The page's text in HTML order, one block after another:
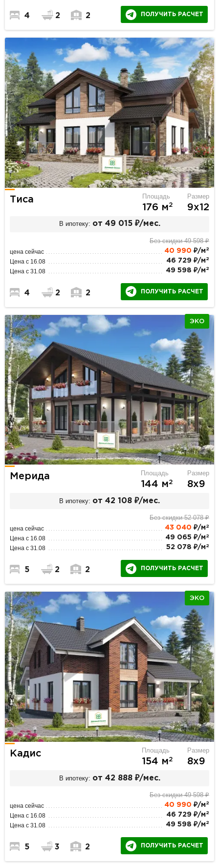
4 2 2 ПОЛУЧИТЬ РАСЧЕТ
Тиса Площадь
176 м2
Размер
9х12
В ипотеку: от 49 015 ₽/мес.
Без скидки 49 598 ₽
цена сейчас 40 990 ₽/м 2
Цена с 16.08 46 729 ₽/м 2
Цена с 31.08 49 598 ₽/м 2
4 2 2 ПОЛУЧИТЬ РАСЧЕТ
ЭКО
Мерида Площадь
144 м2
Размер
8х9
В ипотеку: от 42 108 ₽/мес.
Без скидки 52 078 ₽
цена сейчас 43 040 ₽/м 2
Цена с 16.08 49 065 ₽/м 2
Цена с 31.08 52 078 ₽/м 2
5 2 2 ПОЛУЧИТЬ РАСЧЕТ
ЭКО
Кадис Площадь
154 м2
Размер
8х9
В ипотеку: от 42 888 ₽/мес.
Без скидки 49 598 ₽
цена сейчас 40 990 ₽/м 2
Цена с 16.08 46 729 ₽/м 2
Цена с 31.08 49 598 ₽/м 2
5 3 2 ПОЛУЧИТЬ РАСЧЕТ